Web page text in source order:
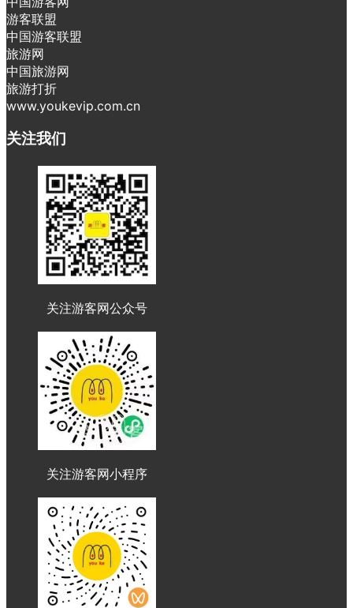
游客联盟
中国游客联盟
旅游网
中国旅游网
旅游打折
www.youkevip.com.cn
关注我们
关注游客网公众号
关注游客网小程序